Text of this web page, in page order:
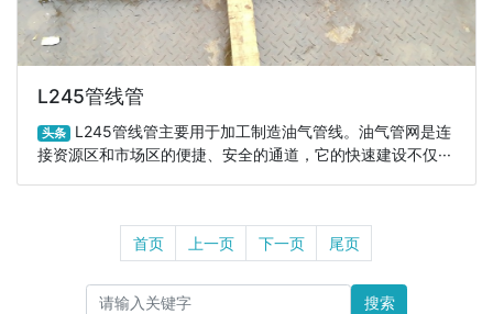
L245管线管
头条 L245管线管主要用于加工制造油气管线。油气管网是连
接资源区和市场区的便捷、安全的通道，它的快速建设不仅···
首页 上一页 下一页 尾页
搜索